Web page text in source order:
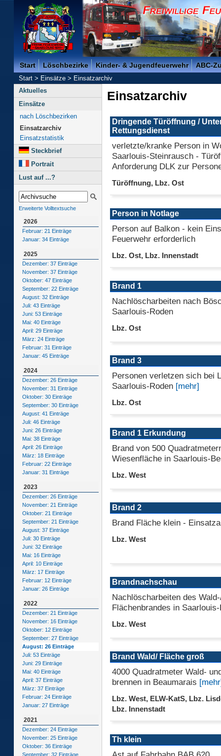
Freiwillige Feuerwehr der Kreisstadt Saarlouis -
Start Löschbezirke Kinder- & Jugendfeuerwehr ABC-
Start>Einsätze>Einsatzarchiv
Aktuelles
Einsätze
nach Löschbezirken
Einsatzarchiv
Einsatzstatistik
Steckbrief
Portrait
Lust auf ...?
Erweiterte Volltextsuche
2026
Februar: 21 Einträge
Januar: 34 Einträge
2025
Dezember: 37 Einträge
November: 37 Einträge
Oktober: 47 Einträge
September: 22 Einträge
August: 32 Einträge
Juli: 43 Einträge
Juni: 53 Einträge
Mai: 40 Einträge
April: 29 Einträge
März: 24 Einträge
Februar: 31 Einträge
Januar: 45 Einträge
2024
Dezember: 26 Einträge
November: 31 Einträge
Oktober: 30 Einträge
September: 30 Einträge
August: 41 Einträge
Juli: 46 Einträge
Juni: 26 Einträge
Mai: 38 Einträge
April: 26 Einträge
März: 18 Einträge
Februar: 22 Einträge
Januar: 31 Einträge
2023
Dezember: 26 Einträge
November: 21 Einträge
Oktober: 21 Einträge
September: 21 Einträge
August: 37 Einträge
Juli: 30 Einträge
Juni: 32 Einträge
Mai: 16 Einträge
April: 10 Einträge
März: 17 Einträge
Februar: 12 Einträge
Januar: 26 Einträge
2022
Dezember: 21 Einträge
November: 16 Einträge
Oktober: 12 Einträge
September: 27 Einträge
August: 26 Einträge
Juli: 53 Einträge
Juni: 29 Einträge
Mai: 40 Einträge
April: 37 Einträge
März: 37 Einträge
Februar: 24 Einträge
Januar: 27 Einträge
2021
Dezember: 24 Einträge
November: 25 Einträge
Oktober: 36 Einträge
September: 32 Einträge
Einsatzarchiv
Dringende Türöffnung /
Rettungsdienst
verletzte/kranke Person in
Saarlouis-Steinrausch -
Anforderung DLK zur
Türöffnung, Lbz. Ost
Person in Notlage
Person auf Balkon - kein
Feuerwehr erforderlich
Lbz. Ost, Lbz. Innenstadt
Brand 1
Nachlöscharbeiten nach
Saarlouis-Roden
Lbz. Ost
Brand 3
Personen verletzen sich bei
Saarlouis-Roden [mehr]
Lbz. Ost
Brand 1 Erkundung
Brand von 500
Wiesenfläche in Saarlouis-
Lbz. West
Brand 2
Brand Fläche klein -
Lbz. West
Brandnachschau
Nachlöscharbeiten des
Flächenbrandes in
Lbz. West
Brand Wald/ Fläche groß
4000 Quadratmeter Wald-
brennen in Beaumarais
Lbz. West, ELW-KatS, Lbz.
Lbz. Innenstadt
Th klein